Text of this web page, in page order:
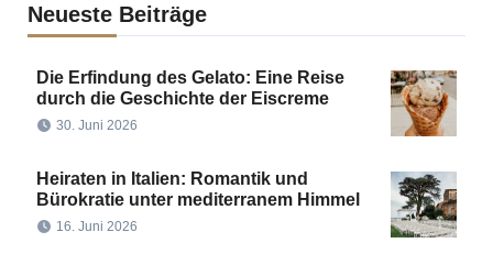
Neueste Beiträge
Die Erfindung des Gelato: Eine Reise
durch die Geschichte der Eiscreme
30. Juni 2026
Heiraten in Italien: Romantik und
Bürokratie unter mediterranem Himmel
16. Juni 2026